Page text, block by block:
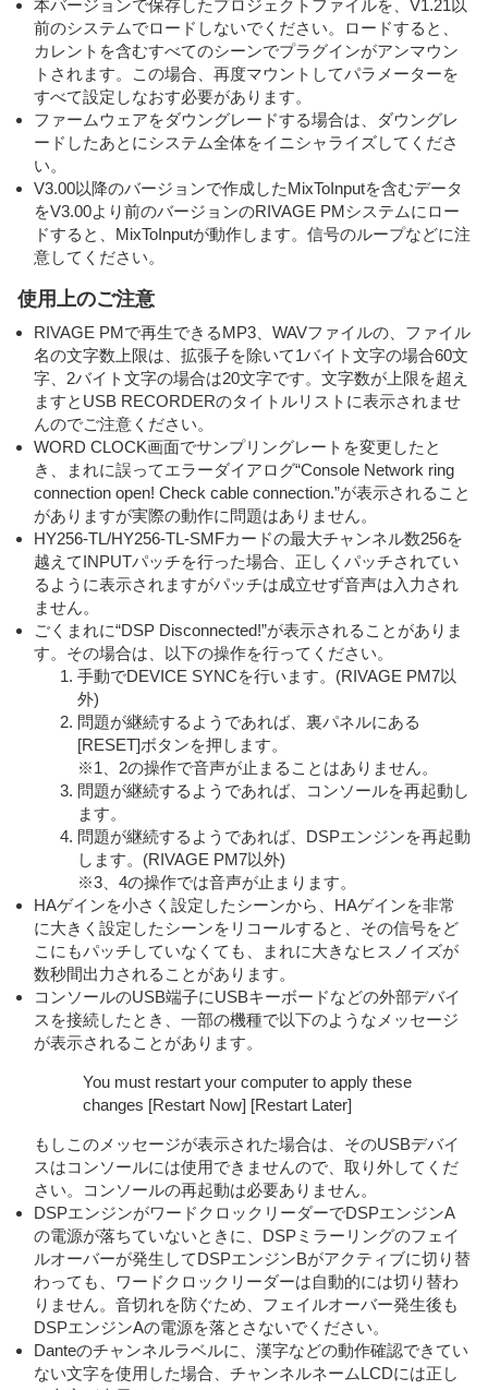
本バージョンで保存したプロジェクトファイルを、V1.21以
前のシステムでロードしないでください。ロードすると、
カレントを含むすべてのシーンでプラグインがアンマウン
トされます。この場合、再度マウントしてパラメーターを
すべて設定しなおす必要があります。
ファームウェアをダウングレードする場合は、ダウングレ
ードしたあとにシステム全体をイニシャライズしてくださ
い。
V3.00以降のバージョンで作成したMixToInputを含むデータ
をV3.00より前のバージョンのRIVAGE PMシステムにロー
ドすると、MixToInputが動作します。信号のループなどに注
意してください。
使用上のご注意
RIVAGE PMで再生できるMP3、WAVファイルの、ファイル
名の文字数上限は、拡張子を除いて1バイト文字の場合60文
字、2バイト文字の場合は20文字です。文字数が上限を超え
ますとUSB RECORDERのタイトルリストに表示されませ
んのでご注意ください。
WORD CLOCK画面でサンプリングレートを変更したと
き、まれに誤ってエラーダイアログ“Console Network ring
connection open! Check cable connection.”が表示されること
がありますが実際の動作に問題はありません。
HY256-TL/HY256-TL-SMFカードの最大チャンネル数256を
越えてINPUTパッチを行った場合、正しくパッチされてい
るように表示されますがパッチは成立せず音声は入力され
ません。
ごくまれに“DSP Disconnected!”が表示されることがありま
す。その場合は、以下の操作を行ってください。
手動でDEVICE SYNCを行います。(RIVAGE PM7以
外)
問題が継続するようであれば、裏パネルにある
[RESET]ボタンを押します。
※1、2の操作で音声が止まることはありません。
問題が継続するようであれば、コンソールを再起動し
ます。
問題が継続するようであれば、DSPエンジンを再起動
します。(RIVAGE PM7以外)
※3、4の操作では音声が止まります。
HAゲインを小さく設定したシーンから、HAゲインを非常
に大きく設定したシーンをリコールすると、その信号をど
こにもパッチしていなくても、まれに大きなヒスノイズが
数秒間出力されることがあります。
コンソールのUSB端子にUSBキーボードなどの外部デバイ
スを接続したとき、一部の機種で以下のようなメッセージ
が表示されることがあります。
You must restart your computer to apply these
changes [Restart Now] [Restart Later]
もしこのメッセージが表示された場合は、そのUSBデバイ
スはコンソールには使用できませんので、取り外してくだ
さい。コンソールの再起動は必要ありません。
DSPエンジンがワードクロックリーダーでDSPエンジンA
の電源が落ちていないときに、DSPミラーリングのフェイ
ルオーバーが発生してDSPエンジンBがアクティブに切り替
わっても、ワードクロックリーダーは自動的には切り替わ
りません。音切れを防ぐため、フェイルオーバー発生後も
DSPエンジンAの電源を落とさないでください。
Danteのチャンネルラベルに、漢字などの動作確認できてい
ない文字を使用した場合、チャンネルネームLCDには正し